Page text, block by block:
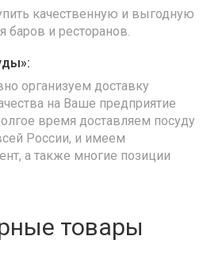
качественную и выгодную
баров и ресторанов.
организуем доставку
на Ваше предприятие
время доставляем посуду
России, и имеем
а также многие позиции
товары